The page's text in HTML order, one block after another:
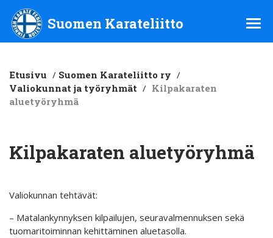
Suomen Karateliitto ry
Suomen Karateliitto
Etusivu / Suomen Karateliitto ry /
Valiokunnat ja työryhmät / Kilpakaraten
aluetyöryhmä
Kilpakaraten aluetyöryhmä
Valiokunnan tehtävät:
– Matalankynnyksen kilpailujen, seuravalmennuksen sekä
tuomaritoiminnan kehittäminen aluetasolla.